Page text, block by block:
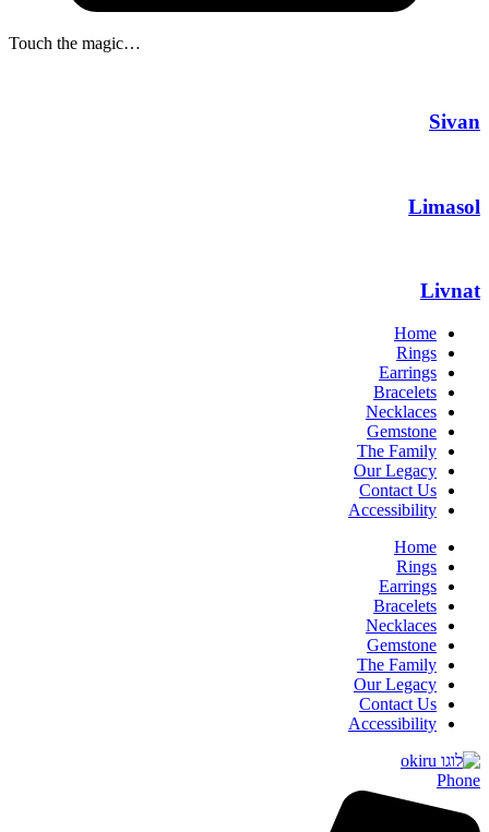
Touch the magic…
Sivan
Limasol
Livnat
Home
Rings
Earrings
Bracelets
Necklaces
Gemstone
The Family
Our Legacy
Contact Us
Accessibility
Home
Rings
Earrings
Bracelets
Necklaces
Gemstone
The Family
Our Legacy
Contact Us
Accessibility
Phone